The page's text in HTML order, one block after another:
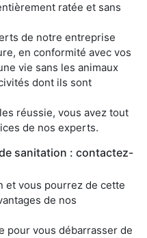
ratée et sans
de notre entreprise
en conformité avec vos
vie sans les animaux
dont ils sont
réussie, vous avez tout
de nos experts.
sanitation : contactez-
et vous pourrez de cette
de nos
pour vous débarrasser de